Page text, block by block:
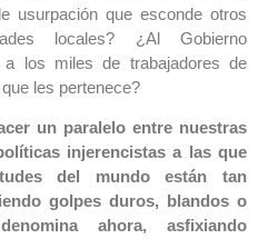
usurpación que esconde otros
locales? ¿Al Gobierno
los miles de trabajadores de
les pertenece?
un paralelo entre nuestras
injerencistas a las que
del mundo están tan
golpes duros, blandos o
ahora, asfixiando